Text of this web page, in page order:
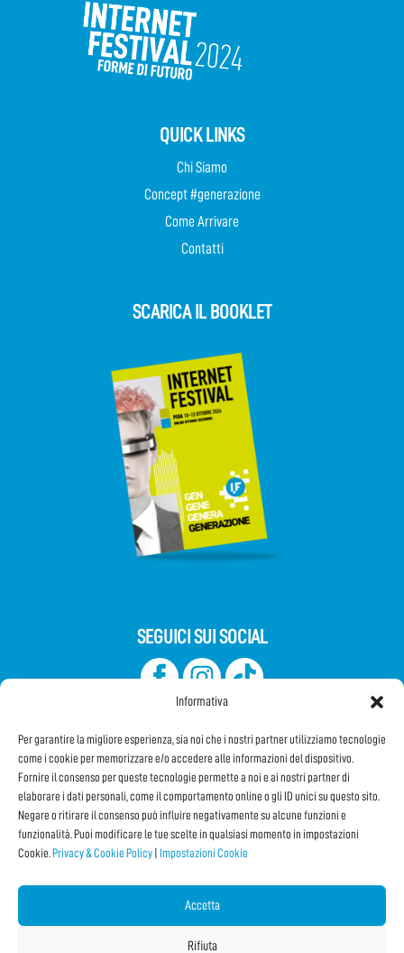
Informativa
Per garantire la migliore esperienza, sia noi che i nostri partner utilizziamo tecnologie
come i cookie per memorizzare e/o accedere alle informazioni del dispositivo.
Fornire il consenso per queste tecnologie permette a noi e ai nostri partner di
elaborare i dati personali, come il comportamento online o gli ID unici su questo sito.
Negare o ritirare il consenso può influire negativamente su alcune funzioni e
funzionalità. Puoi modificare le tue scelte in qualsiasi momento in impostazioni
Cookie. Privacy & Cookie Policy Impostazioni Cookie
Accetta
Rifiuta
QUICK LINKS
Chi Siamo
Concept #generazione
Come Arrivare
Contatti
SCARICA IL BOOKLET
SEGUICI SUI SOCIAL
Iscriviti alla Newsletter
CONDIVIDI QUESTA PAGINA!
Facebook